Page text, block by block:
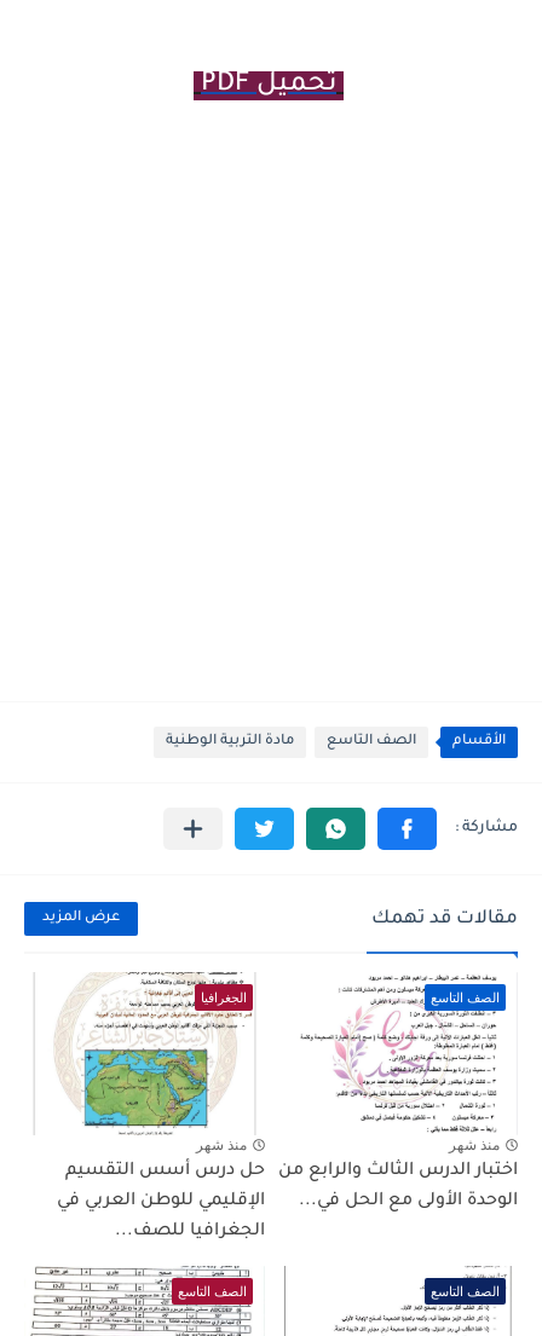
تحميل PDF
الأقسام الصف التاسع مادة التربية الوطنية
مقالات قد تهمك عرض المزيد
الصف التاسع
منذ شهر
اختبار الدرس الثالث والرابع من
الوحدة الأولى مع الحل في...
الجغرافيا
منذ شهر
حل درس أسس التقسيم
الإقليمي للوطن العربي في
الجغرافيا للصف...
الصف التاسع الصف التاسع